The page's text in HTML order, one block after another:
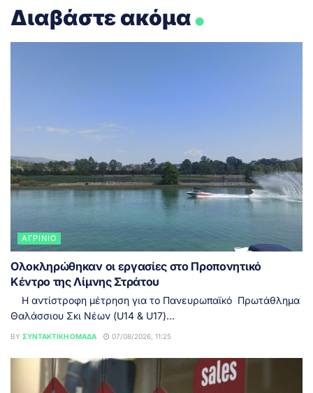
Διαβάστε ακόμα
ΑΓΡΊΝΙΟ
Ολοκληρώθηκαν οι εργασίες στο Προπονητικό
Κέντρο της Λίμνης Στράτου
Η αντίστροφη μέτρηση για το Πανευρωπαϊκό Πρωτάθλημα
Θαλάσσιου Σκι Νέων (U14 & U17)...
BY ΣΥΝΤΑΚΤΙΚΉ ΟΜΆΔΑ 07/08/2026, 11:25